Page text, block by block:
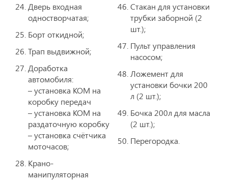
Дверь входная
одностворчатая;
Борт откидной;
Трап выдвижной;
Доработка
автомобиля:
– установка КОМ на
коробку передач
– установка КОМ на
раздаточную коробку
– установка счётчика
моточасов;
Крано-
манипуляторная
Стакан для установки
трубки заборной (2
шт.);
Пульт управления
насосом;
Ложемент для
установки бочки 200
л (2 шт.);
Бочка 200л для масла
(2 шт.);
Перегородка.